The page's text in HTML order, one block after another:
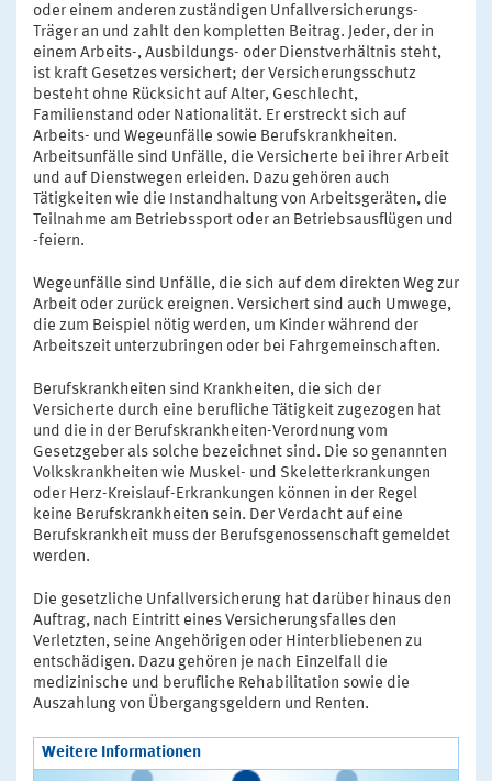
oder einem anderen zuständigen Unfallversicherungs-
Träger an und zahlt den kompletten Beitrag. Jeder, der in
einem Arbeits-, Ausbildungs- oder Dienstverhältnis steht,
ist kraft Gesetzes versichert; der Versicherungsschutz
besteht ohne Rücksicht auf Alter, Geschlecht,
Familienstand oder Nationalität. Er erstreckt sich auf
Arbeits- und Wegeunfälle sowie Berufskrankheiten.
Arbeitsunfälle sind Unfälle, die Versicherte bei ihrer Arbeit
und auf Dienstwegen erleiden. Dazu gehören auch
Tätigkeiten wie die Instandhaltung von Arbeitsgeräten, die
Teilnahme am Betriebssport oder an Betriebsausflügen und
-feiern.
Wegeunfälle sind Unfälle, die sich auf dem direkten Weg zur
Arbeit oder zurück ereignen. Versichert sind auch Umwege,
die zum Beispiel nötig werden, um Kinder während der
Arbeitszeit unterzubringen oder bei Fahrgemeinschaften.
Berufskrankheiten sind Krankheiten, die sich der
Versicherte durch eine berufliche Tätigkeit zugezogen hat
und die in der Berufskrankheiten-Verordnung vom
Gesetzgeber als solche bezeichnet sind. Die so genannten
Volkskrankheiten wie Muskel- und Skeletterkrankungen
oder Herz-Kreislauf-Erkrankungen können in der Regel
keine Berufskrankheiten sein. Der Verdacht auf eine
Berufskrankheit muss der Berufsgenossenschaft gemeldet
werden.
Die gesetzliche Unfallversicherung hat darüber hinaus den
Auftrag, nach Eintritt eines Versicherungsfalles den
Verletzten, seine Angehörigen oder Hinterbliebenen zu
entschädigen. Dazu gehören je nach Einzelfall die
medizinische und berufliche Rehabilitation sowie die
Auszahlung von Übergangsgeldern und Renten.
Weitere Informationen